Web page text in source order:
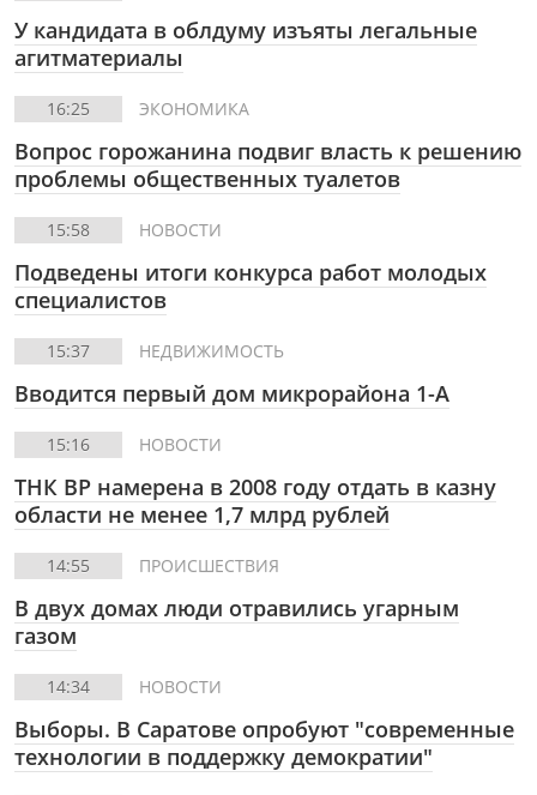
У кандидата в облдуму изъяты легальные
агитматериалы
16:25 ЭКОНОМИКА
Вопрос горожанина подвиг власть к решению
проблемы общественных туалетов
15:58 НОВОСТИ
Подведены итоги конкурса работ молодых
специалистов
15:37 НЕДВИЖИМОСТЬ
Вводится первый дом микрорайона 1-А
15:16 НОВОСТИ
ТНК ВР намерена в 2008 году отдать в казну
области не менее 1,7 млрд рублей
14:55 ПРОИСШЕСТВИЯ
В двух домах люди отравились угарным
газом
14:34 НОВОСТИ
Выборы. В Саратове опробуют "современные
технологии в поддержку демократии"